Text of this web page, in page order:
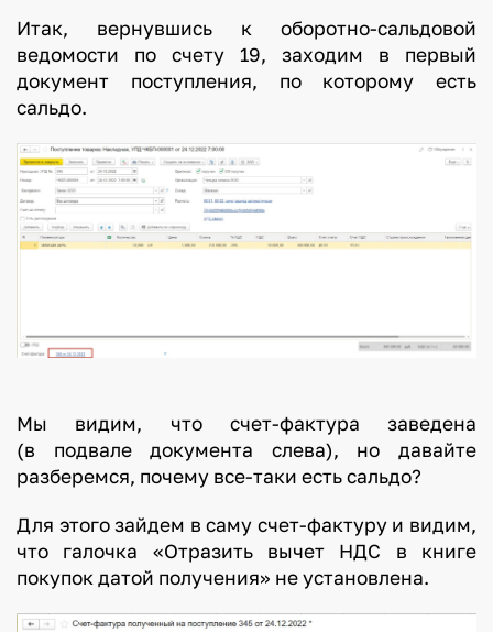
Итак, вернувшись к оборотно-сальдовой
ведомости по счету 19, заходим в первый
документ поступления, по которому есть
сальдо.
Мы видим, что счет-фактура заведена
(в подвале документа слева), но давайте
разберемся, почему все-таки есть сальдо?
Для этого зайдем в саму счет-фактуру и видим,
что галочка «Отразить вычет НДС в книге
покупок датой получения» не установлена.